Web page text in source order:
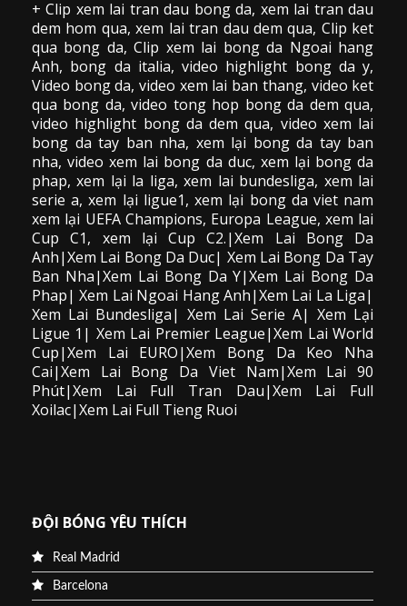
+ Clip xem lai tran dau bong da, xem lai tran dau
dem hom qua, xem lai tran dau dem qua, Clip ket
qua bong da, Clip xem lai bong da Ngoai hang
Anh, bong da italia, video highlight bong da y,
Video bong da,video xem lai ban thang, video ket
qua bong da, video tong hop bong da dem qua,
video highlight bong da dem qua, video xem lai
bong da tay ban nha, xem lại bong da tay ban
nha,video xem lai bong da duc, xem lại bong da
phap, xem lại la liga, xem lai bundesliga, xem lai
serie a, xem lại ligue1, xem lại bong da viet nam
xem lại UEFA Champions, Europa League, xem lai
Cup C1, xem lại Cup C2.|Xem Lai Bong Da
Anh|Xem Lai Bong Da Duc| Xem Lai Bong Da Tay
Ban Nha|Xem Lai Bong Da Y|Xem Lai Bong Da
Phap| Xem Lai Ngoai Hang Anh|Xem Lai La Liga|
Xem Lai Bundesliga| Xem Lai Serie A| Xem Lại
Ligue 1| Xem Lai Premier League|Xem Lai World
Cup|Xem Lai EURO|Xem Bong Da Keo Nha
Cai|Xem Lai Bong Da Viet Nam|Xem Lai 90
Phút|Xem Lai Full Tran Dau|Xem Lai Full
Xoilac|Xem Lai Full Tieng Ruoi
ĐỘI BÓNG YÊU THÍCH
Real Madrid
Barcelona